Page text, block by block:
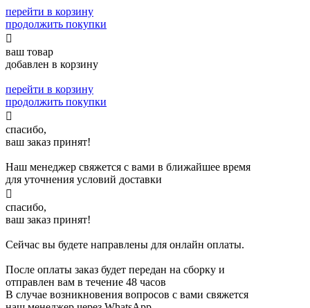
перейти в корзину
продолжить покупки

ваш товар
добавлен в корзину
перейти в корзину
продолжить покупки

спасибо,
ваш заказ принят!
Наш менеджер свяжется с вами в ближайшее время
для уточнения условий доставки

спасибо,
ваш заказ принят!
Сейчас вы будете направлены для онлайн оплаты.
После оплаты заказ будет передан на сборку и
отправлен вам в течение 48 часов
В случае возникновения вопросов с вами свяжется